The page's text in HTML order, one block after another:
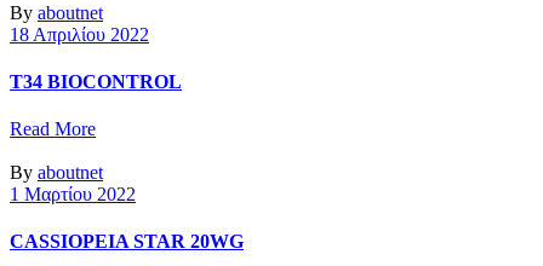
By aboutnet
18 Απριλίου 2022
T34 BIOCONTROL
Read More
By aboutnet
1 Μαρτίου 2022
CASSIOPEIA STAR 20WG